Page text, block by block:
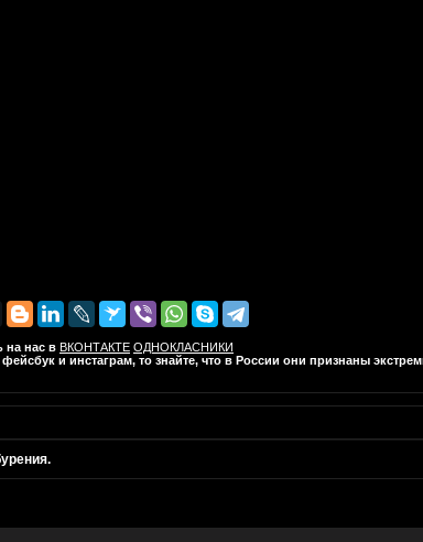
на нас в ВКОНТАКТЕ ОДНОКЛАСНИКИ
и инстаграм, то знайте, что в России они признаны